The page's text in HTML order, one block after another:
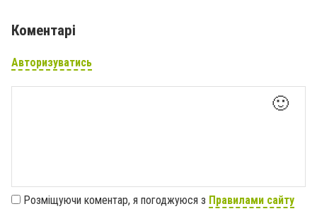
Коментарі
Авторизуватись
🙂
Розміщуючи коментар, я погоджуюся з Правилами сайту